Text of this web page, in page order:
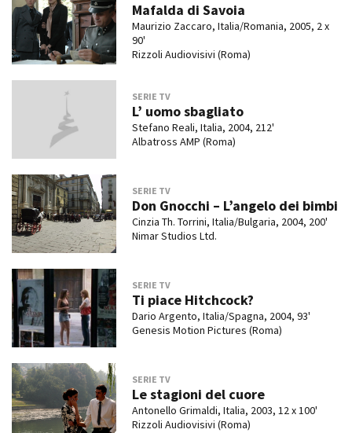
Mafalda di Savoia
Maurizio Zaccaro, Italia/Romania, 2005, 2 x
90'
Rizzoli Audiovisivi (Roma)
SERIE TV
L’ uomo sbagliato
Stefano Reali, Italia, 2004, 212'
Albatross AMP (Roma)
SERIE TV
Don Gnocchi – L’angelo dei bimbi
Cinzia Th. Torrini, Italia/Bulgaria, 2004, 200'
Nimar Studios Ltd.
SERIE TV
Ti piace Hitchcock?
Dario Argento, Italia/Spagna, 2004, 93'
Genesis Motion Pictures (Roma)
SERIE TV
Le stagioni del cuore
Antonello Grimaldi, Italia, 2003, 12 x 100'
Rizzoli Audiovisivi (Roma)